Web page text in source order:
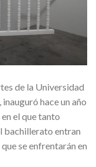
de la Universidad
hace un año
el que tanto
bachillerato entran
se enfrentarán en